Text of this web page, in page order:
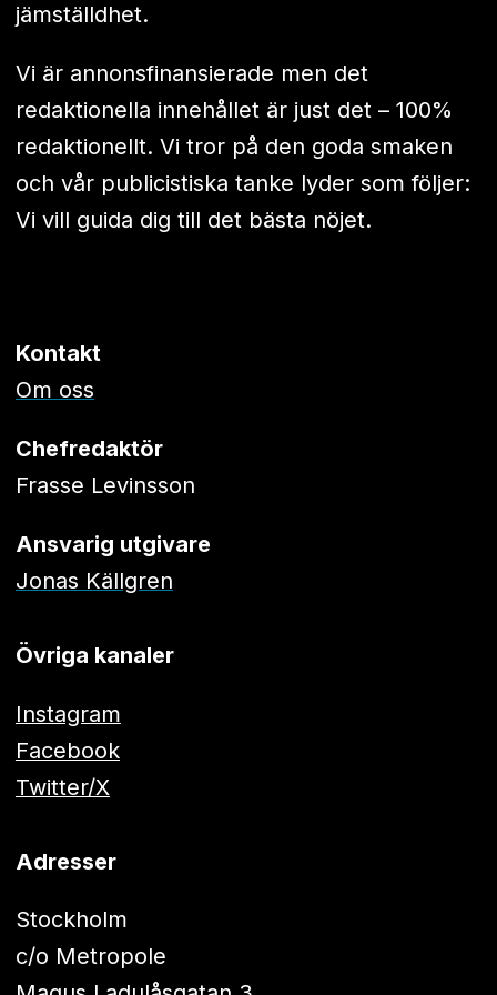
jämställdhet.
Vi är annonsfinansierade men det
redaktionella innehållet är just det – 100%
redaktionellt. Vi tror på den goda smaken
och vår publicistiska tanke lyder som följer:
Vi vill guida dig till det bästa nöjet.
Kontakt
Om oss
Chefredaktör
Frasse Levinsson
Ansvarig utgivare
Jonas Källgren
Övriga kanaler
Instagram
Facebook
Twitter/X
Adresser
Stockholm
c/o Metropole